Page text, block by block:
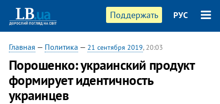
Поддержать РУС
Главная — Политика — 21 сентября 2019, 20:03
Порошенко: украинский продукт
формирует идентичность
украинцев